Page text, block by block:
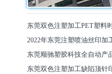
东莞双色注塑加工PET塑料
2022年东莞注塑喷油丝印加
东莞顺驰塑胶科技全自动产
东莞双色注塑加工缺陷顶针